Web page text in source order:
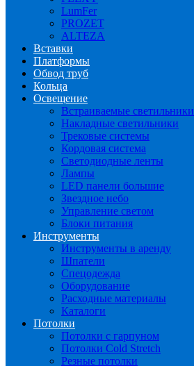
LumFer
PROZET
ALTEZA
Вставки
Платформы
Обвод труб
Кольца
Освещение
Встраиваемые светильники
Накладные светильники
Трековые системы
Кордовая система
Светодиодные ленты
Лампы
LED панели большие
Звездное небо
Управление светом
Блоки питания
Инструменты
Инструменты в аренду
Шпатели
Спецодежда
Оборудование
Расходные материалы
Каталоги
Потолки
Потолки с гарпуном
Потолки Cold Stretch
Резные потолки